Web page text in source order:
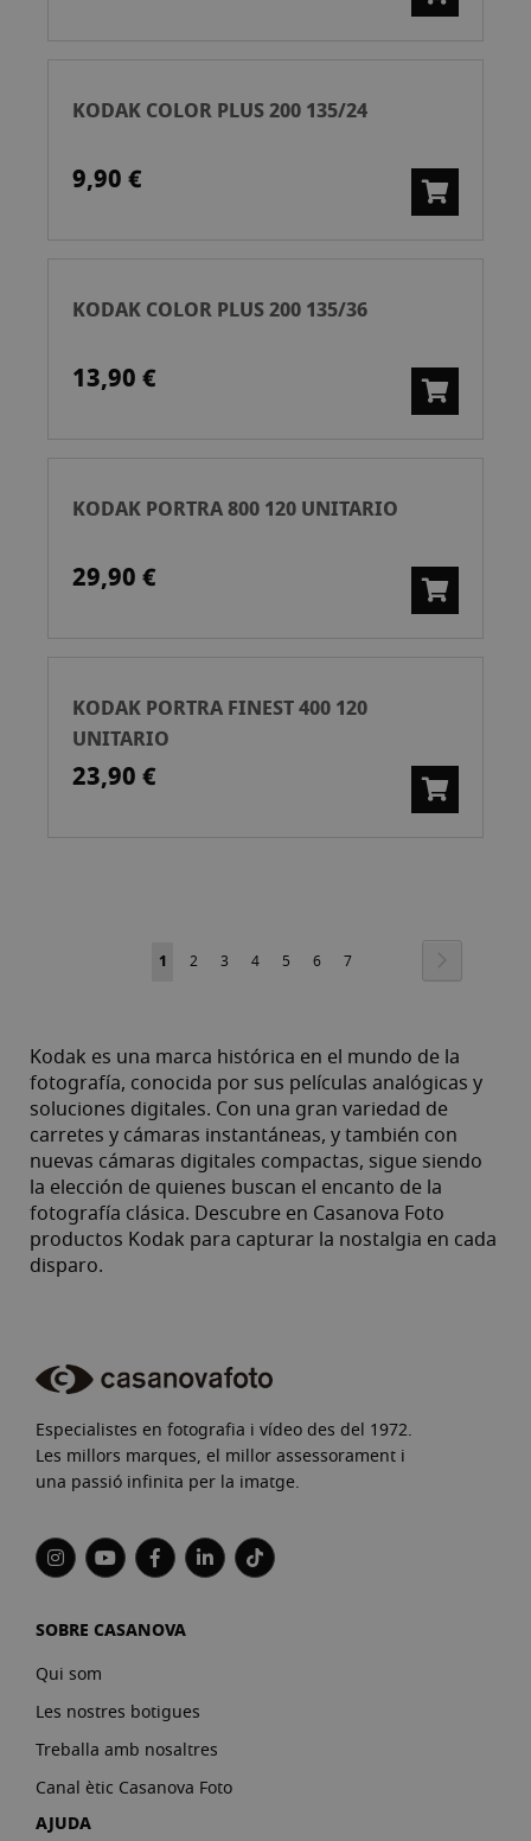
KODAK COLOR PLUS 200 135/24
9,90 €
KODAK COLOR PLUS 200 135/36
13,90 €
KODAK PORTRA 800 120 UNITARIO
29,90 €
KODAK PORTRA FINEST 400 120
UNITARIO
23,90 €
Pàgina
Actualment
la
pàgina
1 Pàgina
2 Pàgina
3 Pàgina
4 Pàgina
5 Pàgina
6 Pàgina
7
Kodak es una marca histórica en el mundo de la
fotografía, conocida por sus películas analógicas y
soluciones digitales. Con una gran variedad de
carretes y cámaras instantáneas, y también con
nuevas cámaras digitales compactas, sigue siendo
la elección de quienes buscan el encanto de la
fotografía clásica. Descubre en Casanova Foto
productos Kodak para capturar la nostalgia en cada
disparo.
Especialistes en fotografia i vídeo des del 1972.
Les millors marques, el millor assessorament i
una passió infinita per la imatge.
SOBRE CASANOVA
Qui som
Les nostres botigues
Treballa amb nosaltres
Canal ètic Casanova Foto
AJUDA